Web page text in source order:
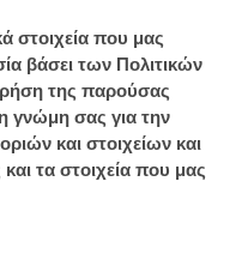
στοιχεία που μας
βάσει των Πολιτικών
της παρούσας
γνώμη σας για την
και στοιχείων και
τα στοιχεία που μας